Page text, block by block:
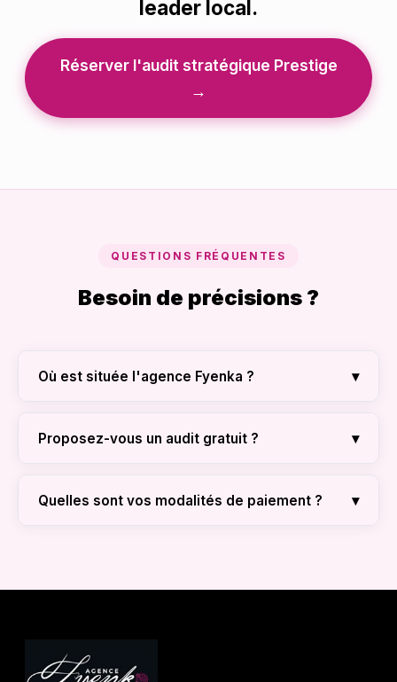
leader local.
Réserver l'audit stratégique Prestige
→
QUESTIONS FRÉQUENTES
Besoin de précisions ?
Où est située l'agence Fyenka ? ▾
Nous sommes basés au Québec, avec une
expertise senior dédiée aux PME locales qui
souhaitent une visibilité de classe mondiale.
Proposez-vous un audit gratuit ? ▾
Oui. Nous offrons un audit de 30 minutes pour
analyser votre site actuel et identifier vos
leviers de croissance prioritaires.
Quelles sont vos modalités de paiement ? ▾
Pour les sites Starter, un acompte est demandé